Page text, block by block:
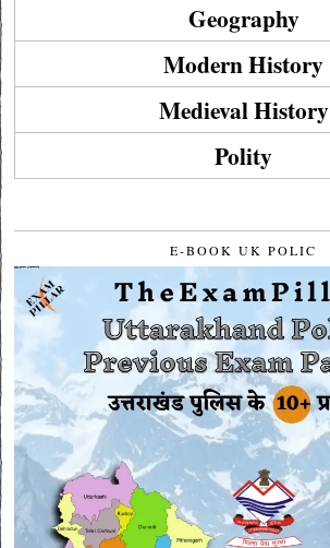
Geography
Modern History
Medieval History
Polity
E-BOOK UK POLIC